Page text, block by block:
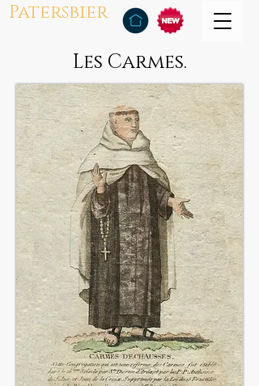
Patersbier
Les Carmes.